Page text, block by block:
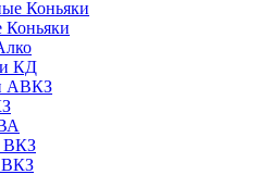
Коньяки
Коньяки
КД
АВКЗ
ВКЗ
ВКЗ